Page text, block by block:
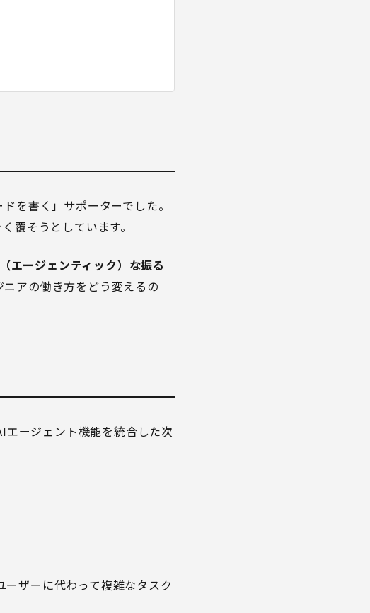
を書く」サポーターでした。
覆そうとしています。
エージェンティック）な振る
アの働き方をどう変えるの
ージェント機能を統合した次
ザーに代わって複雑なタスク